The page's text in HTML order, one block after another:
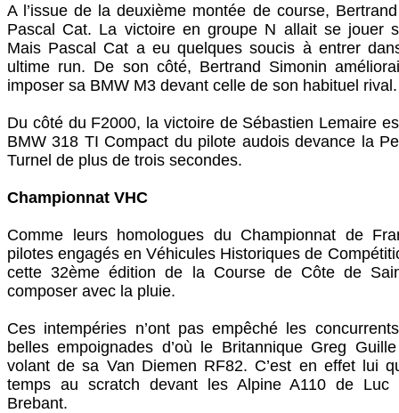
A l’issue de la deuxième montée de course,
Pascal Cat. La victoire en groupe N allait se jouer
Mais Pascal Cat a eu quelques soucis à entrer
ultime run. De son côté, Bertrand Simonin
imposer sa BMW M3 devant celle de son habituel rival.
Du côté du F2000, la victoire de Sébastien Lemaire
BMW 318 TI Compact du pilote audois devance la
Turnel de plus de trois secondes.
Championnat VHC
Comme leurs homologues du Championnat de
pilotes engagés en Véhicules Historiques de
cette 32ème édition de la Course de Côte de
composer avec la pluie.
Ces intempéries n’ont pas empêché les
belles empoignades d’où le Britannique Greg
volant de sa Van Diemen RF82. C’est en effet lui
temps au scratch devant les Alpine A110 de Luc
Brebant.